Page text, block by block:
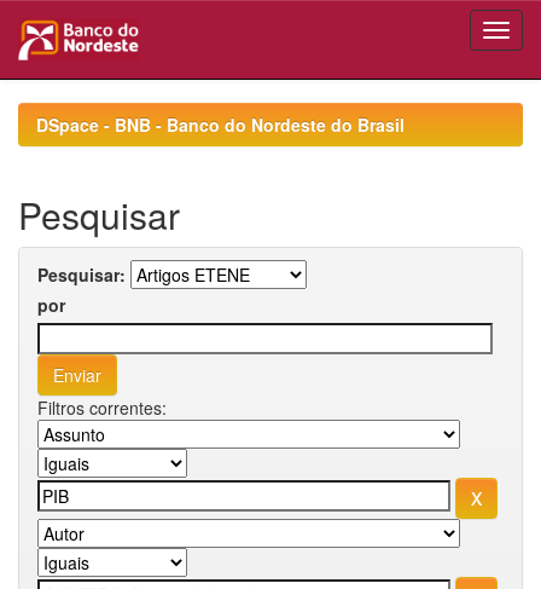
navigationDSpace - BNB - Banco do Nordeste do Brasil
Pesquisar
Pesquisar:
por
Filtros correntes: